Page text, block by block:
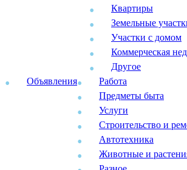
Квартиры
Земельные
Участки с домом
Коммерческая
Другое
Объявления
Работа
Предметы быта
Услуги
Строительство и
Автотехника
Животные и